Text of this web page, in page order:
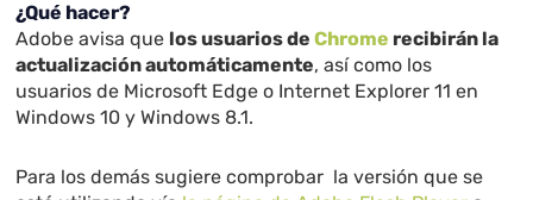
¿Qué hacer?
Adobe avisa que los usuarios de Chrome recibirán la
actualización automáticamente, así como los
usuarios de Microsoft Edge o Internet Explorer 11 en
Windows 10 y Windows 8.1.
Para los demás sugiere comprobar la versión que se